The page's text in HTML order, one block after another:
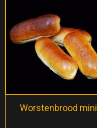
Worstenbrood mini